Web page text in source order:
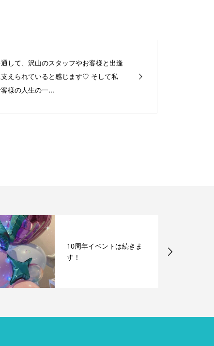
して、沢山のスタッフやお客様と出逢
えられていると感じます♡ そして私
様の人生の一...
10周年イベントは続きま
す！